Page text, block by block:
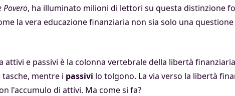
Povero, ha illuminato milioni di lettori su questa distinzione
la vera educazione finanziaria non sia solo una
attivi e passivi è la colonna vertebrale della libertà
mentre i passivi lo tolgono. La via verso la libertà
l'accumulo di attivi. Ma come si fa?